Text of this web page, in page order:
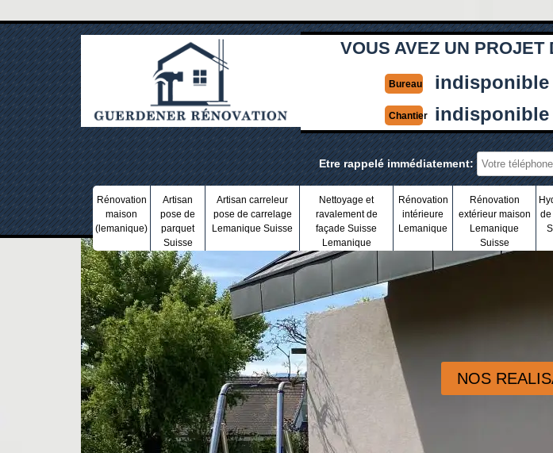
VOUS AVEZ UN PROJET
Bureau indisponible
Chantier indisponible
Etre rappelé immédiatement:
Rénovation
maison
(lemanique)
Artisan
pose de
parquet
Suisse
Artisan carreleur
pose de carrelage
Lemanique Suisse
Nettoyage et
ravalement de
façade Suisse
Lemanique
Rénovation
intérieure
Lemanique
Rénovation
extérieur maison
Lemanique
Suisse
de
NOS